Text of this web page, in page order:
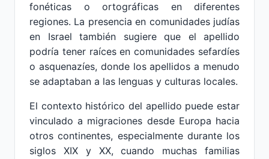
fonéticas o ortográficas en diferentes
regiones. La presencia en comunidades judías
en Israel también sugiere que el apellido
podría tener raíces en comunidades sefardíes
o asquenazíes, donde los apellidos a menudo
se adaptaban a las lenguas y culturas locales.
El contexto histórico del apellido puede estar
vinculado a migraciones desde Europa hacia
otros continentes, especialmente durante los
siglos XIX y XX, cuando muchas familias